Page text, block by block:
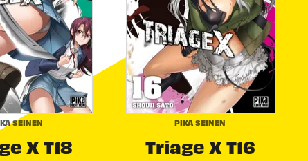
SEINEN
X T18
PIKA SEINEN
Triage X T16